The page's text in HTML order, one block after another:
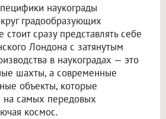
наукограды
градообразующих
сразу представлять себе
Лондона с затянутым
в наукоградах — это
шахты, а современные
объекты, которые
на самых передовых
космос.